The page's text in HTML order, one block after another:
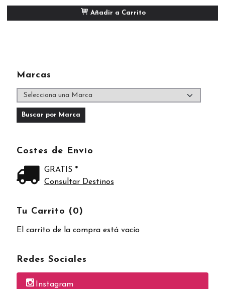
Marcas
Costes de Envío
GRATIS *
Consultar Destinos
Tu Carrito (0)
El carrito de la compra está vacío
Redes Sociales
Instagram
Añadir a Carrito